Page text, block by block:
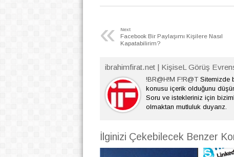
« Next
Facebook Bir Paylaşımı Kişilere Nasıl
Kapatabilirim?
ibrahimfirat.net | KişiseL Görüş
!BR@H!M F!R@TSitemizde
konusu içerik olduğunu
Soru ve istekleriniz için
olmaktan mutluluk duyarız.
İlginizi Çekebilecek Benzer